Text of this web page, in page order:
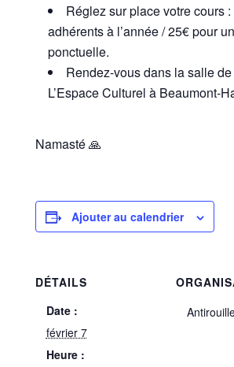
Réglez sur place votre cours
adhérents à l’année / 25€ pour
ponctuelle.
Rendez-vous dans la salle
L’Espace Culturel à Beaumont-
Namasté 🙏
Ajouter au calendrier
DÉTAILS
Date :
février 7
Heure :